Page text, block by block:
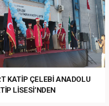
KATİP ÇELEBİ ANADOLU
LİSESİ’NDEN